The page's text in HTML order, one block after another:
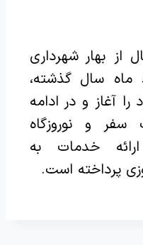
از بهار شهرداری
ماه سال گذشته،
آغاز و در ادامه
و نوروزگاه
خدمات به
پرداخته است.‌